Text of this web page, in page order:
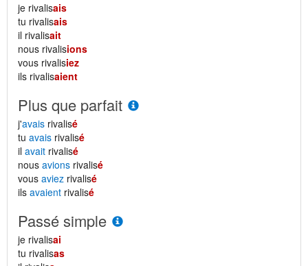
je rivalisais
tu rivalisais
il rivalisait
nous rivalisions
vous rivalisiez
ils rivalisaient
Plus que parfait
j'avais rivalisé
tu avais rivalisé
il avait rivalisé
nous avions rivalisé
vous aviez rivalisé
ils avaient rivalisé
Passé simple
je rivalisai
tu rivalisas